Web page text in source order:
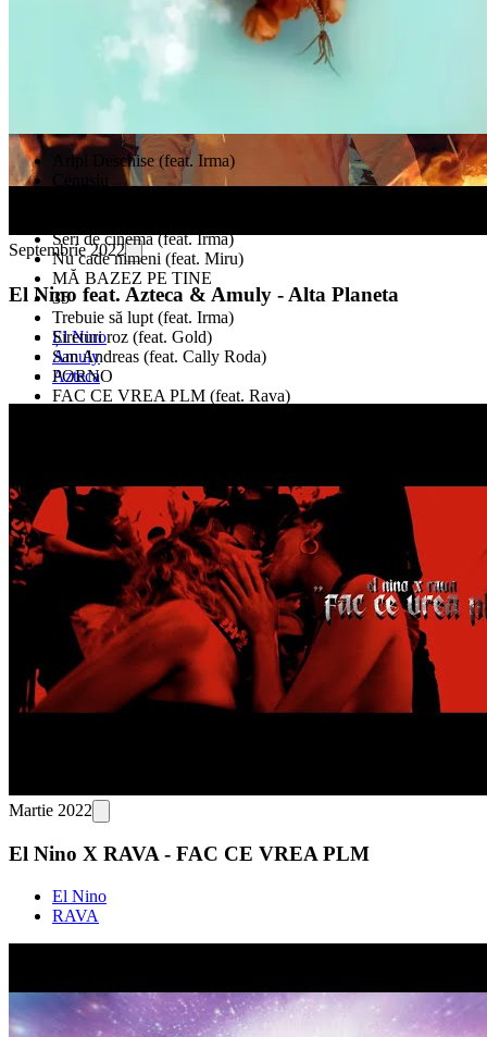
Aripi Deschise (feat. Irma)
Seri de cinema (feat. Irma)
Nu cade nimeni (feat. Miru)
MĂ BAZEZ PE TINE
35
Trebuie să lupt (feat. Irma)
Șireturi roz (feat. Gold)
San Andreas (feat. Cally Roda)
PORNO
FAC CE VREA PLM (feat. Rava)
Septembrie 2022
El Nino feat. Azteca & Amuly - Alta Planeta
El Nino
Amuly
Azteca
Martie 2022
El Nino X RAVA - FAC CE VREA PLM
El Nino
RAVA